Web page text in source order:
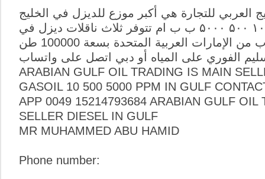
العربي للتجارة هي أكبر موزع للديزل في الخليج
العربي ، دیزل ۱۰ ۵۰۰ ۵۰۰۰ ب ب ام تتوفر ثلاث ناقلات ديزل في
الخليج العربي بالقرب من الإمارات العربية المتحدة بسعة 100000 طن
الفوري على المياه أو دبي اتصل علی واتساب
ARABIAN GULF OIL TRADING IS MAIN
GASOIL 10 500 5000 PPM IN GULF
APP 0049 15214793684 ARABIAN GULF OIL
SELLER DIESEL IN GULF
MR MUHAMMED ABU HAMID
Phone number: